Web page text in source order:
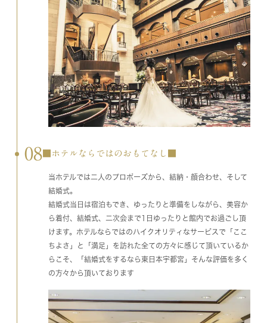
08 ■ホテルならではのおもてなし■
当ホテルでは二人のプロポーズから、結納・顔合わせ、そして
結婚式。
結婚式当日は宿泊もでき、ゆったりと準備をしながら、美容か
ら着付、結婚式、二次会まで1日ゆったりと館内でお過ごし頂
けます。ホテルならではのハイクオリティなサービスで「ここ
ちよさ」と「満足」を訪れた全ての方々に感じて頂いているか
らこそ、「結婚式をするなら東日本宇都宮」そんな評価を多く
の方々から頂いております